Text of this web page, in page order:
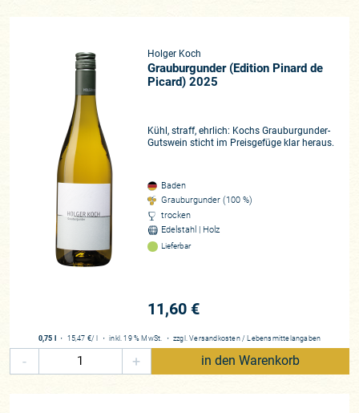
Holger Koch
Grauburgunder (Edition Pinard de
Picard) 2025
Kühl, straff, ehrlich: Kochs Grauburgunder-
Gutswein sticht im Preisgefüge klar heraus.
Baden
Grauburgunder (100 %)
trocken
Edelstahl | Holz
Lieferbar
11,60 €
0,75 l ・ 15,47 €/ l ・inkl. 19 % MwSt. ・ zzgl.Versandkosten / Lebensmittelangaben
- + in den Warenkorb